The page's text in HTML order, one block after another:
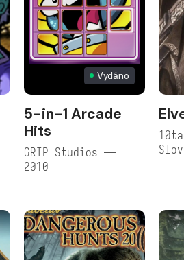
Vydáno
5-in-1 Arcade
Hits
GRIP Studios —
2010